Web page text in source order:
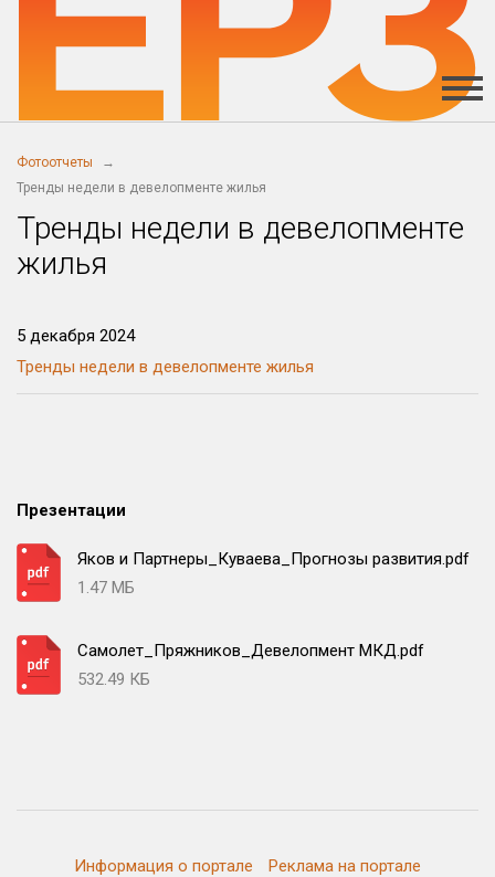
Фотоотчеты
Тренды недели в девелопменте жилья
Тренды недели в девелопменте
жилья
5 декабря 2024
Тренды недели в девелопменте жилья
Презентации
Яков и Партнеры_Куваева_Прогнозы развития.pdf
1.47 МБ
Самолет_Пряжников_Девелопмент МКД.pdf
532.49 КБ
Информация о портале Реклама на портале